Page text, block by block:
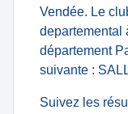
Vendée. Le
departemental
département
suivante :
Suivez les